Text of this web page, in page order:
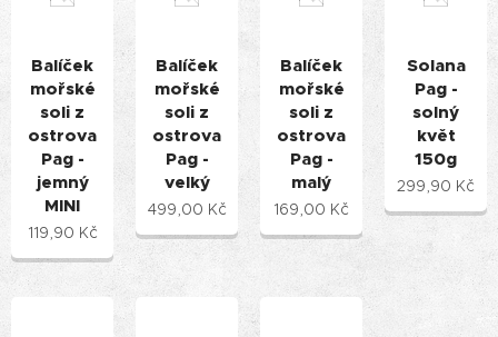
Balíček
mořské
soli z
ostrova
Pag -
jemný
MINI
119,90 Kč
Balíček
mořské
soli z
ostrova
Pag -
velký
499,00 Kč
Balíček
mořské
soli z
ostrova
Pag -
malý
169,00 Kč
Solana
Pag -
solný
květ
150g
299,90 Kč